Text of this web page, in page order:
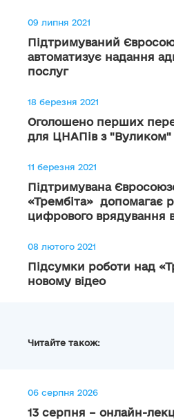
09 липня 2021
Підтримуваний
автоматизує надання
послуг
18 березня 2021
Оголошено перших
для ЦНАПів з "Вуликом"
11 березня 2021
Підтримувана
«Трембіта» допомагає
цифрового врядування в
08 лютого 2021
Підсумки роботи над
новому відео
Читайте також:
06 серпня 2026
13 серпня – онлайн-